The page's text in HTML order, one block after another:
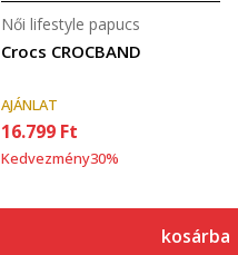
Crocs CROCBAND
Női lifestyle papucs
AJÁNLAT
16.799 Ft
Kedvezmény30%
kosárba